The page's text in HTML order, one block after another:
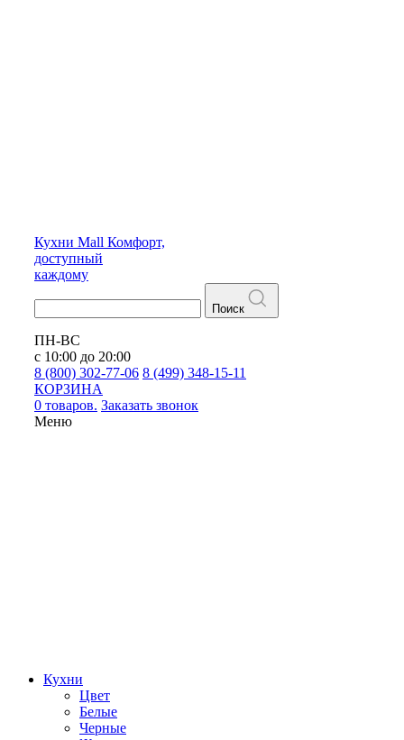
Кухни Mall Комфорт,
доступный
каждому
Поиск
ПН-ВС
с 10:00 до 20:00
8 (800) 302-77-06 8 (499) 348-15-11
КОРЗИНА
0 товаров. Заказать звонок
Меню
Кухни
Цвет
Белые
Черные